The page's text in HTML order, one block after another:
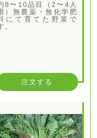
8〜10品目（2〜4人
）無農薬・無化学肥
にて育てた野菜で
。
注文する